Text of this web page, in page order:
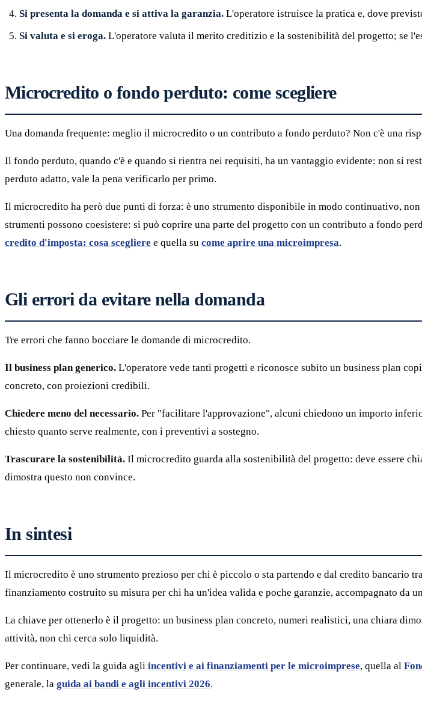
Si presenta la domanda e si attiva la garanzia. L'operatore istruisce la pratica e, dove
Si valuta e si eroga. L'operatore valuta il merito creditizio e la sostenibilità del progetto; se
Microcredito o fondo perduto: come scegliere
Una domanda frequente: meglio il microcredito o un contributo a fondo perduto? Non c'è una
Il fondo perduto, quando c'è e quando si rientra nei requisiti, ha un vantaggio evidente: non si
perduto adatto, vale la pena verificarlo per primo.
Il microcredito ha però due punti di forza: è uno strumento disponibile in modo continuativo,
strumenti possono coesistere: si può coprire una parte del progetto con un contributo a fondo
credito d'imposta: cosa scegliere e quella su come aprire una microimpresa.
Gli errori da evitare nella domanda
Tre errori che fanno bocciare le domande di microcredito.
Il business plan generico. L'operatore vede tanti progetti e riconosce subito un business plan
concreto, con proiezioni credibili.
Chiedere meno del necessario. Per "facilitare l'approvazione", alcuni chiedono un importo
chiesto quanto serve realmente, con i preventivi a sostegno.
Trascurare la sostenibilità. Il microcredito guarda alla sostenibilità del progetto: deve essere
dimostra questo non convince.
In sintesi
Il microcredito è uno strumento prezioso per chi è piccolo o sta partendo e dal credito bancario
finanziamento costruito su misura per chi ha un'idea valida e poche garanzie, accompagnato da
La chiave per ottenerlo è il progetto: un business plan concreto, numeri realistici, una chiara
attività, non chi cerca solo liquidità.
Per continuare, vedi la guida agli incentivi e ai finanziamenti per le microimprese, quella al
generale, la guida ai bandi e agli incentivi 2026.